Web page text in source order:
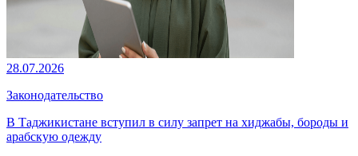
28.07.2026
Законодательство
В Таджикистане вступил в силу запрет на хиджабы, бороды и
арабскую одежду